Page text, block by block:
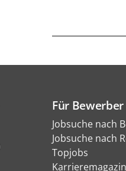
Für Bewerber
Jobsuche nach
Jobsuche nach
Topjobs
Karrieremagazin